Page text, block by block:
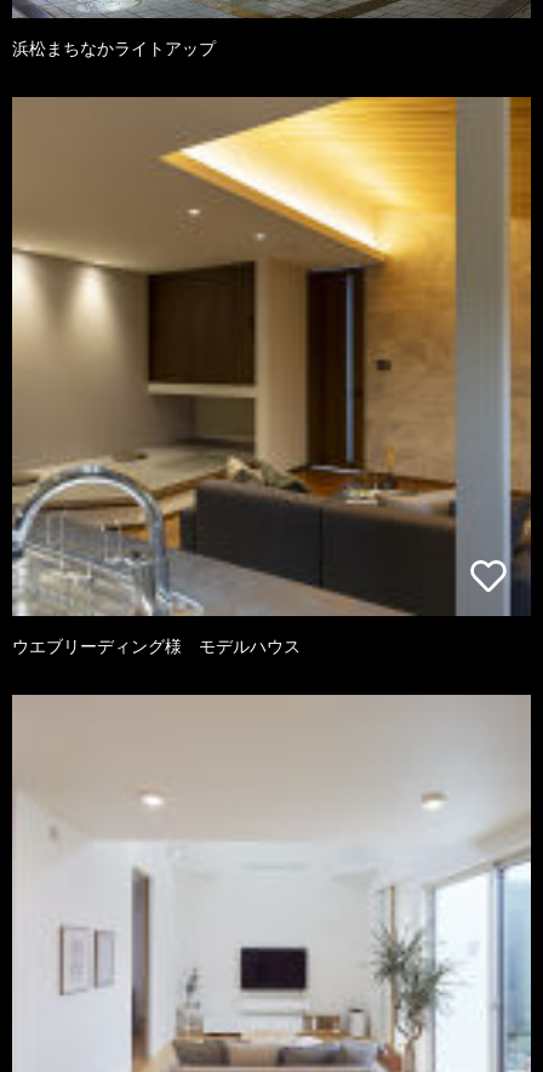
浜松まちなかライトアップ
ウエブリーディング様 モデルハウス